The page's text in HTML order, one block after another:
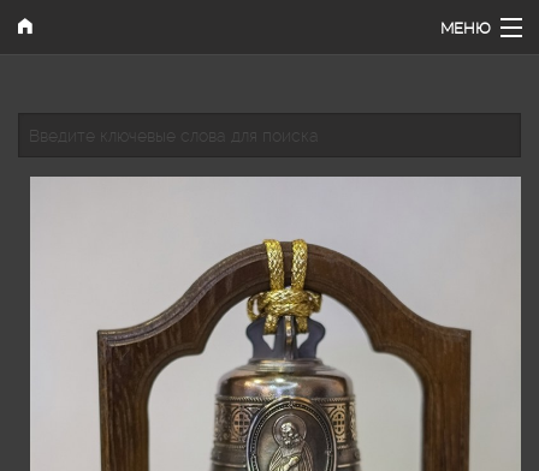
Перейти к основному содержанию
МЕНЮ
Наши работы